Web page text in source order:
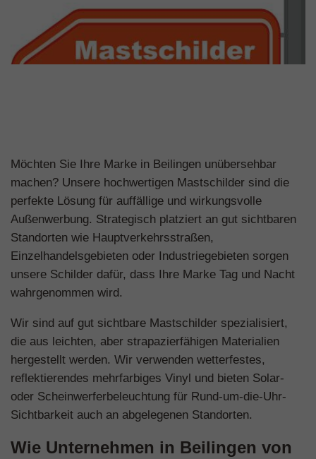
Möchten Sie Ihre Marke in Beilingen unübersehbar
machen? Unsere hochwertigen Mastschilder sind die
perfekte Lösung für auffällige und wirkungsvolle
Außenwerbung. Strategisch platziert an gut sichtbaren
Standorten wie Hauptverkehrsstraßen,
Einzelhandelsgebieten oder Industriegebieten sorgen
unsere Schilder dafür, dass Ihre Marke Tag und Nacht
wahrgenommen wird.
Wir sind auf gut sichtbare Mastschilder spezialisiert,
die aus leichten, aber strapazierfähigen Materialien
hergestellt werden. Wir verwenden wetterfestes,
reflektierendes mehrfarbiges Vinyl und bieten Solar-
oder Scheinwerferbeleuchtung für Rund-um-die-Uhr-
Sichtbarkeit auch an abgelegenen Standorten.
Wie Unternehmen in Beilingen von